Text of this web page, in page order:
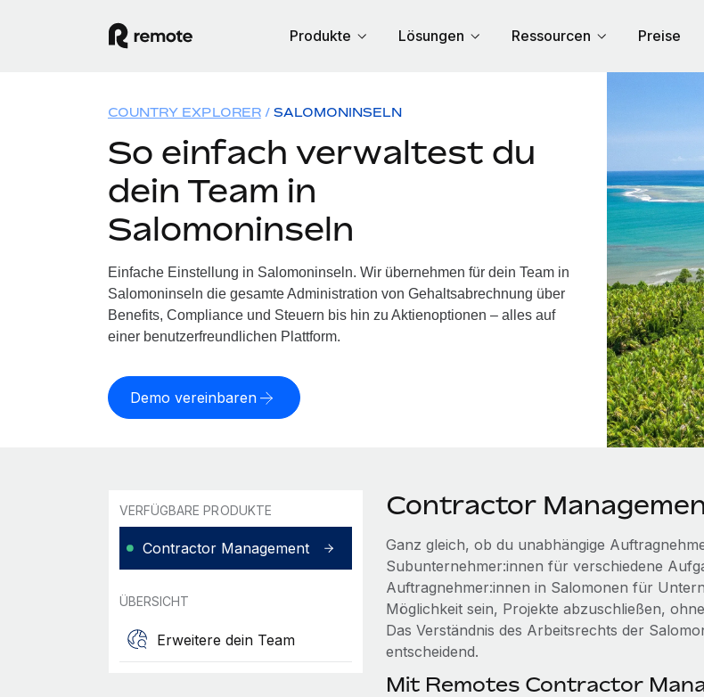
Produkte Lösungen Ressourcen Preise
COUNTRY EXPLORER SALOMONINSELN
So einfach verwaltest du
dein Team in
Salomoninseln
Einfache Einstellung in Salomoninseln. Wir übernehmen für dein Team in
Salomoninseln die gesamte Administration von Gehaltsabrechnung über
Benefits, Compliance und Steuern bis hin zu Aktienoptionen – alles auf
einer benutzerfreundlichen Plattform.
Demo vereinbaren
VERFÜGBARE PRODUKTE
Contractor Management
ÜBERSICHT
Erweitere dein Team
Contractor
Ganz gleich, ob du unabhängige
Subunternehmer:innen für verschiedene
Auftragnehmer:innen in Salomonen für
Möglichkeit sein, Projekte abzuschließen,
Das Verständnis des Arbeitsrechts der
entscheidend.
Mit Remotes Contractor